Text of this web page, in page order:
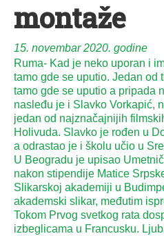
montaže
15. novembar 2020. godine
Ruma- Kad je neko uporan i
tamo gde se uputio. Jedan od
tamo gde se uputio a pripada
nasleđu je i Slavko Vorkapić,
jedan od najznačajnijih
Holivuda. Slavko je rođen u
a odrastao je i školu učio u
U Beogradu je upisao
nakon stipendije Matice
Slikarskoj akademiji u
akademski slikar, međutim
Tokom Prvog svetkog rata
izbeglicama u Francusku.